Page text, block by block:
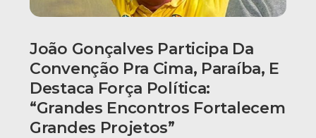
João Gonçalves Participa Da
Convenção Pra Cima, Paraíba, E
Destaca Força Política:
“grandes Encontros Fortalecem
Grandes Projetos”